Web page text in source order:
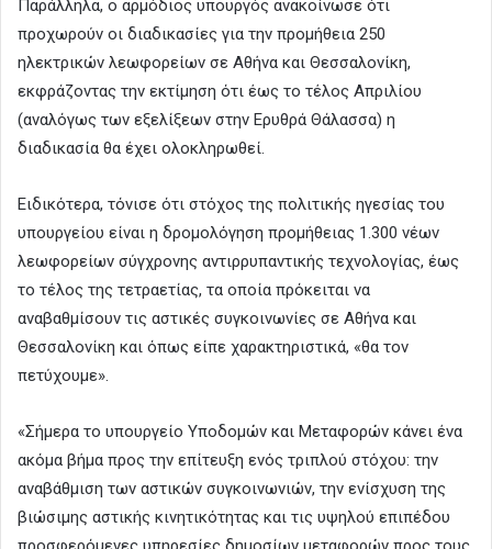
Παράλληλα, ο αρμόδιος υπουργός ανακοίνωσε ότι
προχωρούν οι διαδικασίες για την προμήθεια 250
ηλεκτρικών λεωφορείων σε Αθήνα και Θεσσαλονίκη,
εκφράζοντας την εκτίμηση ότι έως το τέλος Απριλίου
(αναλόγως των εξελίξεων στην Ερυθρά Θάλασσα) η
διαδικασία θα έχει ολοκληρωθεί.
Ειδικότερα, τόνισε ότι στόχος της πολιτικής ηγεσίας του
υπουργείου είναι η δρομολόγηση προμήθειας 1.300 νέων
λεωφορείων σύγχρονης αντιρρυπαντικής τεχνολογίας, έως
το τέλος της τετραετίας, τα οποία πρόκειται να
αναβαθμίσουν τις αστικές συγκοινωνίες σε Αθήνα και
Θεσσαλονίκη και όπως είπε χαρακτηριστικά, «θα τον
πετύχουμε».
«Σήμερα το υπουργείο Υποδομών και Μεταφορών κάνει ένα
ακόμα βήμα προς την επίτευξη ενός τριπλού στόχου: την
αναβάθμιση των αστικών συγκοινωνιών, την ενίσχυση της
βιώσιμης αστικής κινητικότητας και τις υψηλού επιπέδου